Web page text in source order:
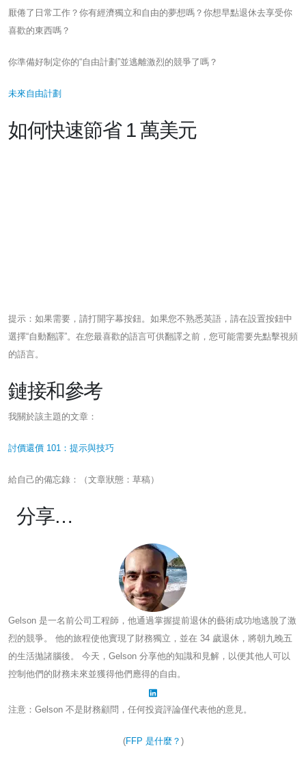
厭倦了日常工作？你有經濟獨立和自由的夢想嗎？你想早點退休去享受你
喜歡的東西嗎？
你準備好制定你的“自由計劃”並逃離激烈的競爭了嗎？
未來自由計劃
如何快速節省 1 萬美元
提示：如果需要，請打開字幕按鈕。如果您不熟悉英語，請在設置按鈕中
選擇“自動翻譯”。在您最喜歡的語言可供翻譯之前，您可能需要先點擊視頻
的語言。
鏈接和參考
我關於該主題的文章：
討價還價 101：提示與技巧
給自己的備忘錄：（文章狀態：草稿）
分享…
Gelson 是一名前公司工程師，他通過掌握提前退休的藝術成功地逃脫了激
烈的競爭。 他的旅程使他實現了財務獨立，並在 34 歲退休，將朝九晚五
的生活拋諸腦後。 今天，Gelson 分享他的知識和見解，以便其他人可以
控制他們的財務未來並獲得他們應得的自由。
注意：Gelson 不是財務顧問，任何投資評論僅代表他的意見。
(FFP 是什麼？ )